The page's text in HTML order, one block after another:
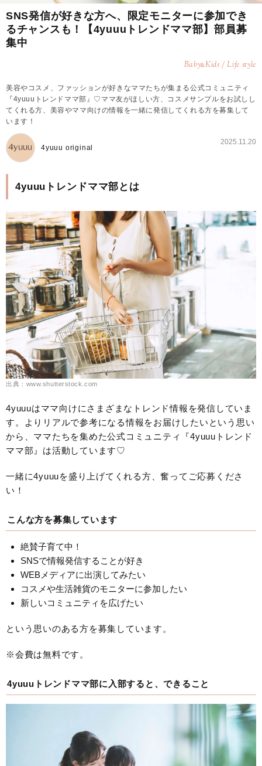
SNS発信が好きな方へ、限定モニターに参加でき
るチャンスも！【4yuuuトレンドママ部】部員募
集中
Baby&Kids / Life style
美容やコスメ、ファッションが好きなママたちが集まる公式コミュニティ
『4yuuuトレンドママ部』♡ママ友がほしい方、コスメサンプルをお試しし
てくれる方、美容やママ向けの情報を一緒に発信してくれる方を募集して
います！
4yuuu original
2025.11.20
4yuuuトレンドママ部とは
出典：www.shutterstock.com
4yuuuはママ向けにさまざまなトレンド情報を発信していま
す。よりリアルで参考になる情報をお届けしたいという思い
から、ママたちを集めた公式コミュニティ『4yuuuトレンド
ママ部』は活動しています♡
一緒に4yuuuを盛り上げてくれる方、奮ってご応募くださ
い！
こんな方を募集しています
絶賛子育て中！
SNSで情報発信することが好き
WEBメディアに出演してみたい
コスメや生活雑貨のモニターに参加したい
新しいコミュニティを広げたい
という思いのある方を募集しています。
※会費は無料です。
4yuuuトレンドママ部に入部すると、できること